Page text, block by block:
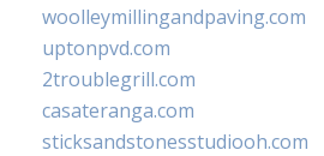
woolleymillingandpaving.com
uptonpvd.com
2troublegrill.com
casateranga.com
sticksandstonesstudiooh.com